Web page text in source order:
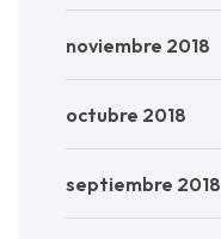
noviembre 2018
octubre 2018
septiembre 2018